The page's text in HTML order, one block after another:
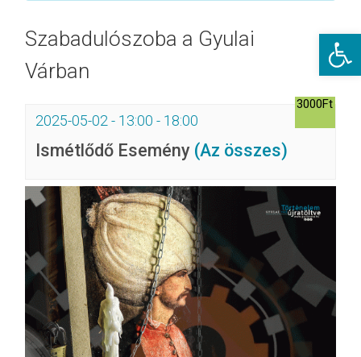
Szabadulószoba a Gyulai
Várban
2025-05-02 - 13:00 - 18:00
Ismétlődő Esemény (Az összes)
3000Ft